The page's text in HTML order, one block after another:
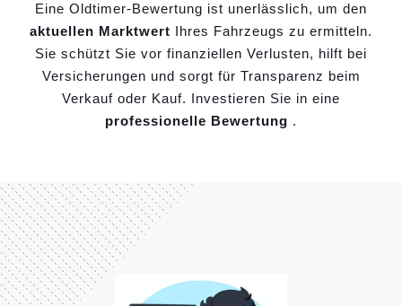
Eine Oldtimer-Bewertung ist unerlässlich, um den
aktuellen Marktwert Ihres Fahrzeugs zu ermitteln.
Sie schützt Sie vor finanziellen Verlusten, hilft bei
Versicherungen und sorgt für Transparenz beim
Verkauf oder Kauf. Investieren Sie in eine
professionelle Bewertung .